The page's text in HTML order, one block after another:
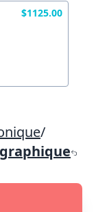
$1125.00
/